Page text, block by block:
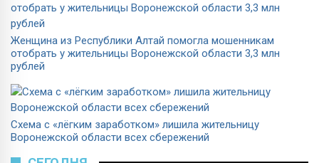
Женщина из Республики Алтай помогла мошенникам
отобрать у жительницы Воронежской области 3,3 млн
рублей
Схема с «лёгким заработком» лишила жительницу
Воронежской области всех сбережений